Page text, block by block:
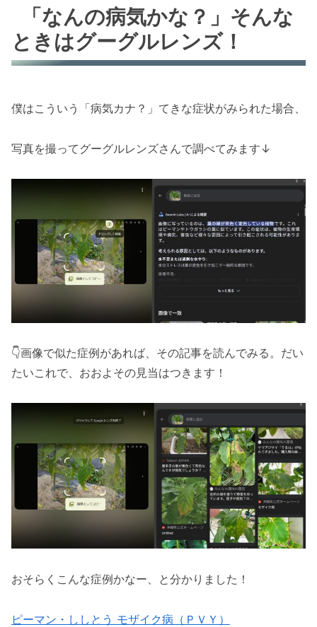
「なんの病気かな？」そんな
ときはグーグルレンズ！
僕はこういう「病気カナ？」てきな症状がみられた場合、
写真を撮ってグーグルレンズさんで調べてみます↓
👇画像で似た症例があれば、その記事を読んでみる。だい
たいこれで、おおよその見当はつきます！
おそらくこんな症例かなー、と分かりました！
ピーマン・ししとう モザイク病（ＰＶＹ）